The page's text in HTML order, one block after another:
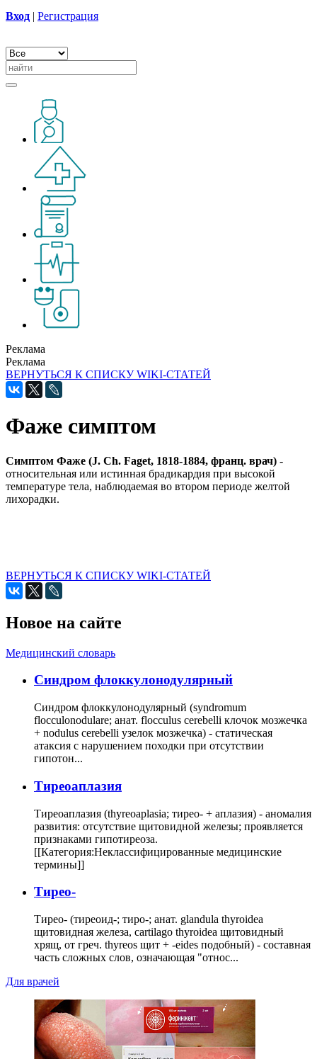
Вход | Регистрация
Реклама
Реклама
ВЕРНУТЬСЯ К СПИСКУ WIKI-СТАТЕЙ
Фаже симптом
Симптом Фаже (J. Ch. Faget, 1818-1884, франц. врач) -
относительная или истинная брадикардия при высокой
температуре тела, наблюдаемая во втором периоде желтой
лихорадки.
ВЕРНУТЬСЯ К СПИСКУ WIKI-СТАТЕЙ
Новое на сайте
Медицинский словарь
Cиндром флоккулонодулярный
Синдром флоккулонодулярный (syndromum
flocculonodulare; анат. flocculus cerebelli клочок мозжечка
+ nodulus cerebelli узелок мозжечка) - статическая
атаксия с нарушением походки при отсутствии
гипотон...
Тиреоаплазия
Тиреоаплазия (thyreoaplasia; тирео- + аплазия) - аномалия
развития: отсутствие щитовидной железы; проявляется
признаками гипотиреоза.
[[Категория:Неклассифицированные медицинские
термины]]
Тирео-
Тирео- (тиреоид-; тиро-; анат. glandula thyroidea
щитовидная железа, cartilago thyroidea щитовидный
хрящ, от греч. thyreos щит + -eides подобный) - составная
часть сложных слов, означающая "относ...
Для врачей